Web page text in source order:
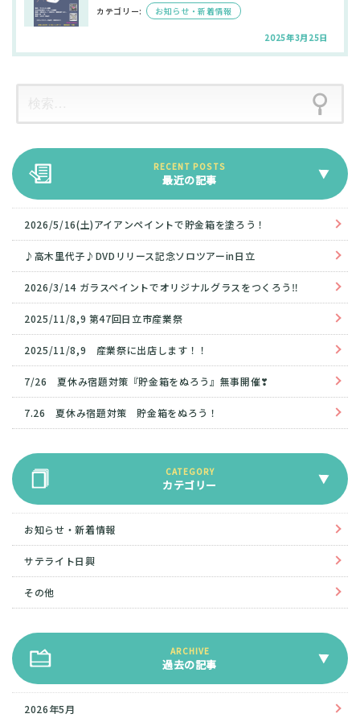
カテゴリー: お知らせ・新着情報
2025年3月25日
最近の記事
2026/5/16(土)アイアンペイントで貯金箱を塗ろう！
♪高木里代子♪DVDリリース記念ソロツアーin日立
2026/3/14 ガラスペイントでオリジナルグラスをつくろう‼
2025/11/8,9 第47回日立市産業祭
2025/11/8,9 産業祭に出店します！！
7/26 夏休み宿題対策『貯金箱をぬろう』無事開催❣
7.26 夏休み宿題対策 貯金箱をぬろう！
カテゴリー
お知らせ・新着情報
サテライト日興
その他
過去の記事
2026年5月